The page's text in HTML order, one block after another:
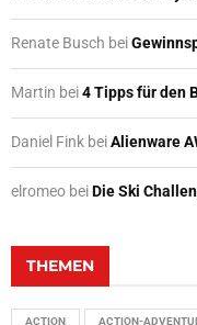
Renate Busch bei
Martin bei4 Tipps für den
Daniel Fink beiAlienware
elromeo beiDie Ski
THEMEN
ACTION ACTION-